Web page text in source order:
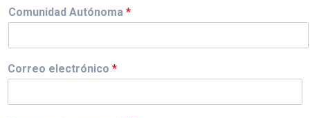
Comunidad Autónoma *
Correo electrónico *